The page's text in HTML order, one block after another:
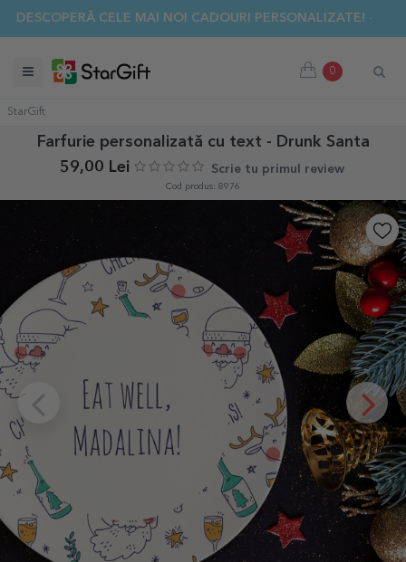
DESCOPERĂ CELE MAI NOI CADOURI PERSONALIZATE! ☀️
0
StarGift
Farfurie personalizată cu text - Drunk Santa
59,00 Lei
Scrie tu primul review
Cod produs: 8976